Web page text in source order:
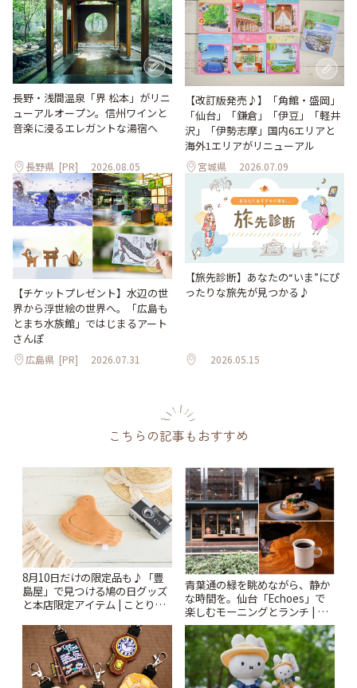
長野・浅間温泉「界 松本」がリニ
ューアルオープン。信州ワインと
音楽に浸るエレガントな湯宿へ
長野県 [PR] 2026.08.05
【改訂版発売♪】「角館・盛岡」
「仙台」「鎌倉」「伊豆」「軽井
沢」「伊勢志摩」国内6エリアと
海外1エリアがリニューアル
宮城県 2026.07.09
【チケットプレゼント】水辺の世
界から浮世絵の世界へ。「広島も
とまち水族館」ではじまるアート
さんぽ
広島県 [PR] 2026.07.31
【旅先診断】あなたの“いま”にぴ
ったりな旅先が見つかる♪
2026.05.15
こちらの記事もおすすめ
8月10日だけの限定品も♪「豊
島屋」で見つける鳩の日グッズ
と本店限定アイテム | ことりっ
青葉通の緑を眺めながら、静か
な時間を。仙台「Echoes」で
楽しむモーニングとランチ | こ
とりっぷ